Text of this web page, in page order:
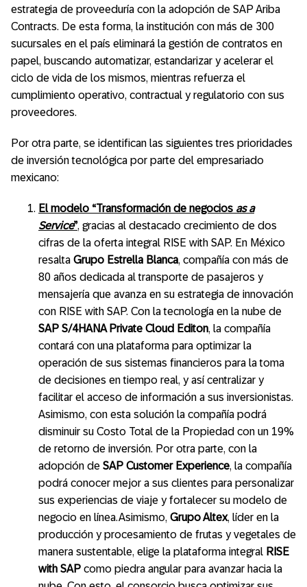
estrategia de proveeduría con la adopción de SAP Ariba
Contracts. De esta forma, la institución con más de 300
sucursales en el país eliminará la gestión de contratos en
papel, buscando automatizar, estandarizar y acelerar el
ciclo de vida de los mismos, mientras refuerza el
cumplimiento operativo, contractual y regulatorio con sus
proveedores.
Por otra parte, se identifican las siguientes tres prioridades
de inversión tecnológica por parte del empresariado
mexicano:
El modelo “Transformación de negocios as a
Service”, gracias al destacado crecimiento de dos
cifras de la oferta integral RISE with SAP. En México
resalta Grupo Estrella Blanca, compañía con más de
80 años dedicada al transporte de pasajeros y
mensajería que avanza en su estrategia de innovación
con RISE with SAP. Con la tecnología en la nube de
SAP S/4HANA Private Cloud Editon, la compañía
contará con una plataforma para optimizar la
operación de sus sistemas financieros para la toma
de decisiones en tiempo real, y así centralizar y
facilitar el acceso de información a sus inversionistas.
Asimismo, con esta solución la compañía podrá
disminuir su Costo Total de la Propiedad con un 19%
de retorno de inversión. Por otra parte, con la
adopción de SAP Customer Experience, la compañía
podrá conocer mejor a sus clientes para personalizar
sus experiencias de viaje y fortalecer su modelo de
negocio en línea.Asimismo, Grupo Altex, líder en la
producción y procesamiento de frutas y vegetales de
manera sustentable, elige la plataforma integral RISE
with SAP como piedra angular para avanzar hacia la